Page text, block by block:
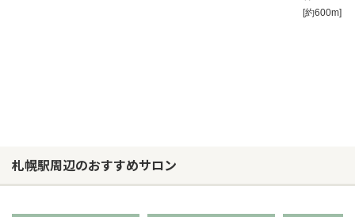
[約600m]
札幌駅周辺のおすすめサロン